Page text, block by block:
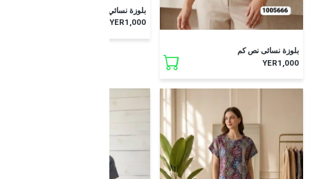
بلوزة نسائى نص كم
YER1,000
بلوزة نسائي نص كم
YER1,000